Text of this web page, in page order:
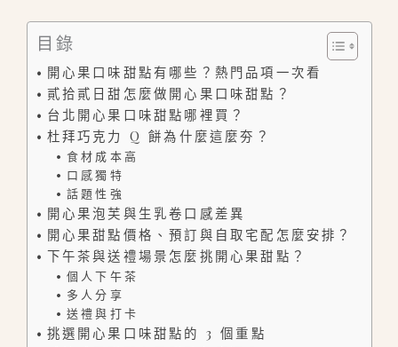
目錄
開心果口味甜點有哪些？熱門品項一次看
貳拾貳日甜怎麼做開心果口味甜點？
台北開心果口味甜點哪裡買？
杜拜巧克力 Q 餅為什麼這麼夯？
食材成本高
口感獨特
話題性強
開心果泡芙與生乳卷口感差異
開心果甜點價格、預訂與自取宅配怎麼安排？
下午茶與送禮場景怎麼挑開心果甜點？
個人下午茶
多人分享
送禮與打卡
挑選開心果口味甜點的 3 個重點